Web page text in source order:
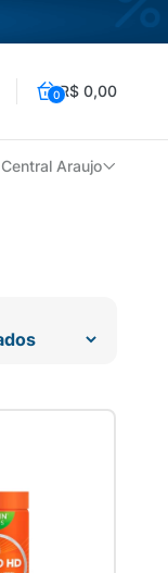
0R$ 0,00
Central Araujo